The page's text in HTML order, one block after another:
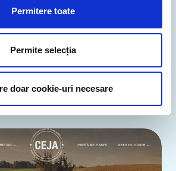
Permitere toate
Permite selecția
doar cookie-uri necesare
reunește alături de ceilalți în